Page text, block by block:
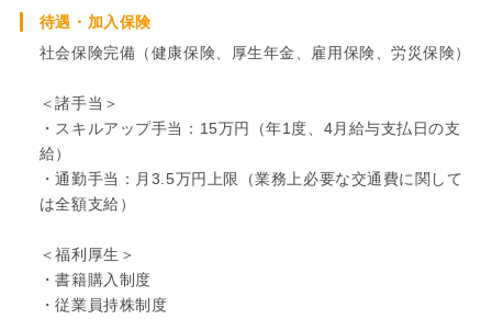
待遇・加入保険
社会保険完備（健康保険、厚生年金、雇用保険、労災保険）
＜諸手当＞
・スキルアップ手当：15万円（年1度、4月給与支払日の支
給）
・通勤手当：月3.5万円上限（業務上必要な交通費に関して
は全額支給）
＜福利厚生＞
・書籍購入制度
・従業員持株制度